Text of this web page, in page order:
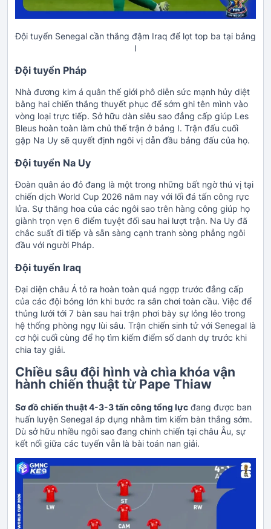
Đội tuyển Senegal cần thắng đậm Iraq để lọt top ba tại bảng
I
Đội tuyển Pháp
Nhà đương kim á quân thế giới phô diễn sức mạnh hủy diệt
bằng hai chiến thắng thuyết phục để sớm ghi tên mình vào
vòng loại trực tiếp. Sở hữu dàn siêu sao đẳng cấp giúp Les
Bleus hoàn toàn làm chủ thế trận ở bảng I. Trận đấu cuối
gặp Na Uy sẽ quyết định ngôi vị dẫn đầu bảng đấu của họ.
Đội tuyển Na Uy
Đoàn quân áo đỏ đang là một trong những bất ngờ thú vị tại
chiến dịch World Cup 2026 năm nay với lối đá tấn công rực
lửa. Sự thăng hoa của các ngôi sao trên hàng công giúp họ
giành trọn vẹn 6 điểm tuyệt đối sau hai lượt trận. Na Uy đã
chắc suất đi tiếp và sẵn sàng cạnh tranh sòng phẳng ngôi
đầu với người Pháp.
Đội tuyển Iraq
Đại diện châu Á tỏ ra hoàn toàn quá ngợp trước đẳng cấp
của các đội bóng lớn khi bước ra sân chơi toàn cầu. Việc để
thủng lưới tới 7 bàn sau hai trận phơi bày sự lỏng lẻo trong
hệ thống phòng ngự lùi sâu. Trận chiến sinh tử với Senegal là
cơ hội cuối cùng để họ tìm kiếm điểm số danh dự trước khi
chia tay giải.
Chiều sâu đội hình và chìa khóa vận
hành chiến thuật từ Pape Thiaw
Sơ đồ chiến thuật 4-3-3 tấn công tổng lực đang được ban
huấn luyện Senegal áp dụng nhằm tìm kiếm bàn thắng sớm.
Dù sở hữu nhiều ngôi sao đang chinh chiến tại châu Âu, sự
kết nối giữa các tuyến vẫn là bài toán nan giải.